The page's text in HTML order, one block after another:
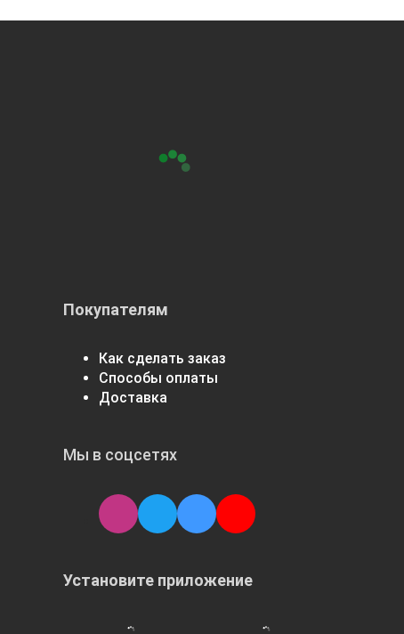
Покупателям
Как сделать заказ
Способы оплаты
Доставка
Мы в соцсетях
Установите приложение